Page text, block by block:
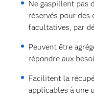
Ne gaspillent pas
réservés pour des
facultatives, par
Peuvent être
répondre aux
Facilitent la
applicables à une